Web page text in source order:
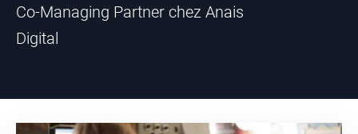
Packs
Co-Managing Partner chez Anais
Digital